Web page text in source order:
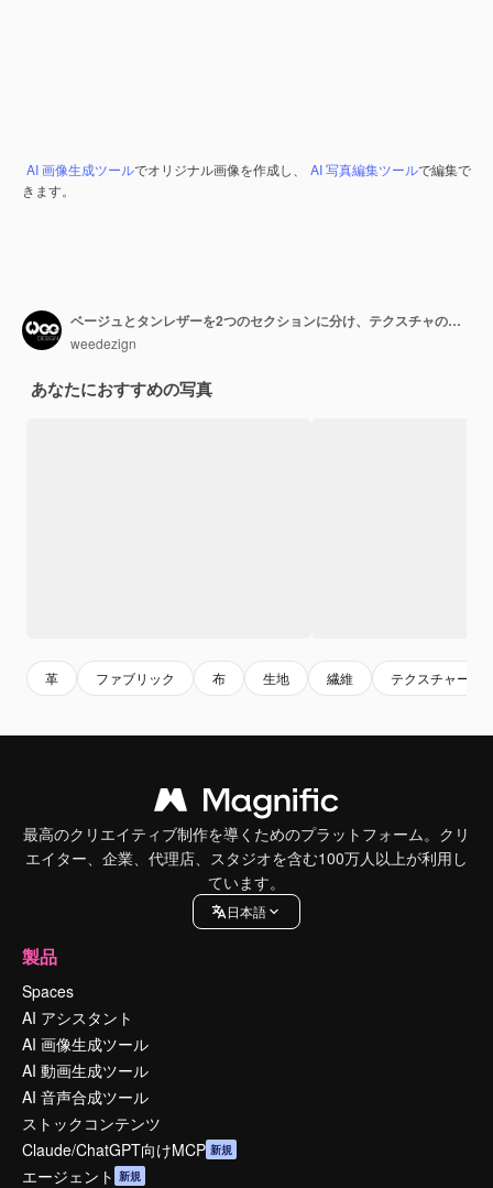
AI 画像生成ツールでオリジナル画像を作成し、 AI 写真編集ツールで編集で
きます。
ベージュとタンレザーを2つのセクションに分け、テクスチャの背景、ファブリックの部門を閉じます
weedezign
あなたにおすすめの写真
革 ファブリック 布 生地 繊維 テクスチャー
最高のクリエイティブ制作を導くためのプラットフォーム。クリ
エイター、企業、代理店、スタジオを含む100万人以上が利用し
ています。
日本語
製品
Spaces
AI アシスタント
AI 画像生成ツール
AI 動画生成ツール
AI 音声合成ツール
ストックコンテンツ
Claude/ChatGPT向けMCP 新規
エージェント 新規